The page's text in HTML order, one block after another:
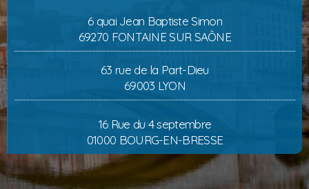
6 quai Jean Baptiste Simon
69270 FONTAINE SUR SAÔNE
63 rue de la Part-Dieu
69003 LYON
16 Rue du 4 septembre
01000 BOURG-EN-BRESSE